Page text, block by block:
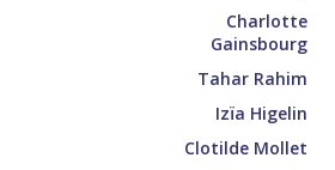
Charlotte
Gainsbourg
Tahar Rahim
Izïa Higelin
Clotilde Mollet